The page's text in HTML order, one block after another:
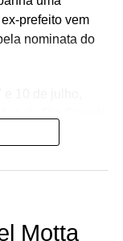
prefeito vem
nominata do
erro de 2,53
RN-
da pré-
Motta